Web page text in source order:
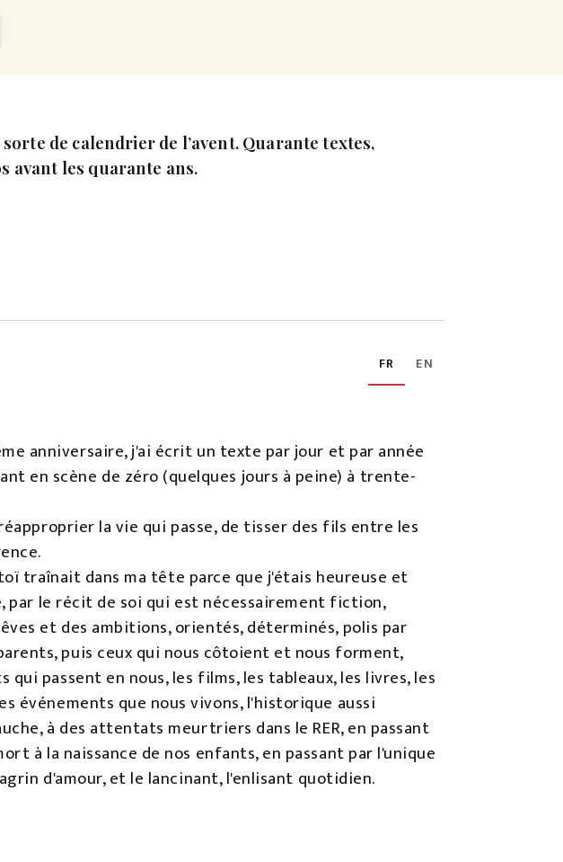
de calendrier de l’avent. Quarante textes,
avant les quarante ans.
FR EN
anniversaire, j'ai écrit un texte par jour et par année
en scène de zéro (quelques jours à peine) à trente-
la vie qui passe, de tisser des fils entre les
traînait dans ma tête parce que j'étais heureuse et
par le récit de soi qui est nécessairement fiction,
et des ambitions, orientés, déterminés, polis par
puis ceux qui nous côtoient et nous forment,
passent en nous, les films, les tableaux, les livres, les
événements que nous vivons, l'historique aussi
à des attentats meurtriers dans le RER, en passant
à la naissance de nos enfants, en passant par l'unique
d'amour, et le lancinant, l'enlisant quotidien.